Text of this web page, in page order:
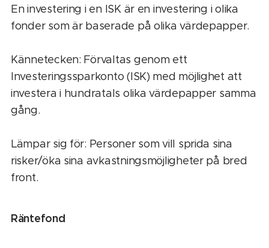
En investering i en ISK är en investering i olika
fonder som är baserade på olika värdepapper.
Kännetecken: Förvaltas genom ett
Investeringssparkonto (ISK) med möjlighet att
investera i hundratals olika värdepapper samma
gång.
Lämpar sig för: Personer som vill sprida sina
risker/öka sina avkastningsmöjligheter på bred
front.
Räntefond